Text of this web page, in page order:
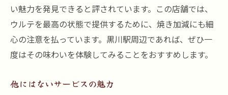
い魅力を発見できると評されています。この店舗では、
ウルテを最高の状態で提供するために、焼き加減にも細
心の注意を払っています。黒川駅周辺であれば、ぜひ一
度はその味わいを体験してみることをおすすめします。
他にはないサービスの魅力